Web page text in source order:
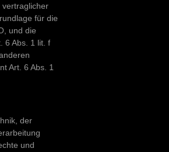
vertraglicher
für die
und die
6 Abs. 1 lit. f
Art. 6 Abs. 1
der
und